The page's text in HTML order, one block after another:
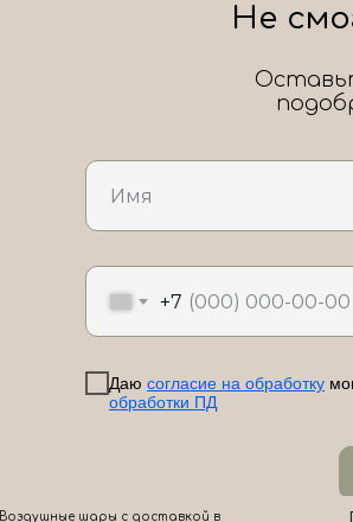
+7
Даю согласие на обработку
обработки ПД
Не
Воздушные шары с доставкой в